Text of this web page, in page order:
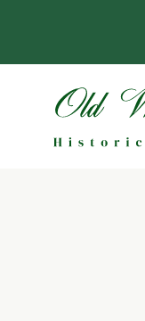
contenido